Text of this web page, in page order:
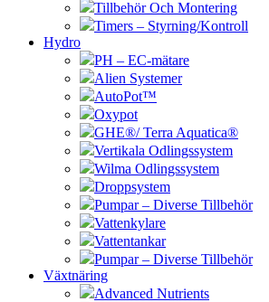
Tillbehör Och Montering
Timers – Styrning/Kontroll
Hydro
PH – EC-mätare
Alien Systemer
AutoPot™
Oxypot
GHE®/ Terra Aquatica®
Vertikala Odlingssystem
Wilma Odlingssystem
Droppsystem
Pumpar – Diverse Tillbehör
Vattenkylare
Vattentankar
Pumpar – Diverse Tillbehör
Växtnäring
Advanced Nutrients